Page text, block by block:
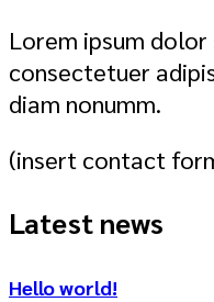
Lorem ipsum
consectetuer
diam nonumm.
(insert contact
Latest news
Hello world!